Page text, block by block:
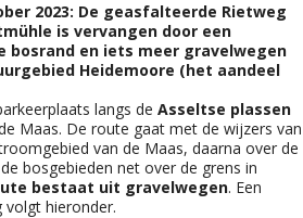
2023: De geasfalteerde Rietweg
is vervangen door een
bosrand en iets meer gravelwegen
Heidemoore (het aandeel
langs de Asseltse plassen
Maas. De route gaat met de wijzers van
van de Maas, daarna over de
bosgebieden net over de grens in
bestaat uit gravelwegen. Een
volgt hieronder.